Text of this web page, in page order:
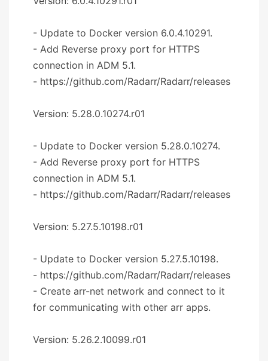
- Update to Docker version 6.0.4.10291.
- Add Reverse proxy port for HTTPS
connection in ADM 5.1.
- https://github.com/Radarr/Radarr/releases
Version: 5.28.0.10274.r01
- Update to Docker version 5.28.0.10274.
- Add Reverse proxy port for HTTPS
connection in ADM 5.1.
- https://github.com/Radarr/Radarr/releases
Version: 5.27.5.10198.r01
- Update to Docker version 5.27.5.10198.
- https://github.com/Radarr/Radarr/releases
- Create arr-net network and connect to it
for communicating with other arr apps.
Version: 5.26.2.10099.r01